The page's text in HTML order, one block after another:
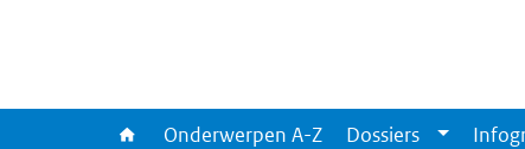
Onderwerpen A-Z Dossiers